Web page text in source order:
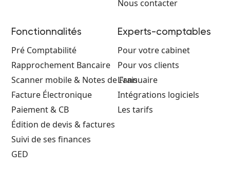
opérations.
Nous contacter
Fonctionnalités
Pré Comptabilité
Rapprochement Bancaire
Scanner mobile & Notes de Frais
Facture Électronique
Paiement & CB
Édition de devis & factures
Suivi de ses finances
GED
Experts-comptables
Pour votre cabinet
Pour vos clients
L'annuaire
Intégrations logiciels
Les tarifs